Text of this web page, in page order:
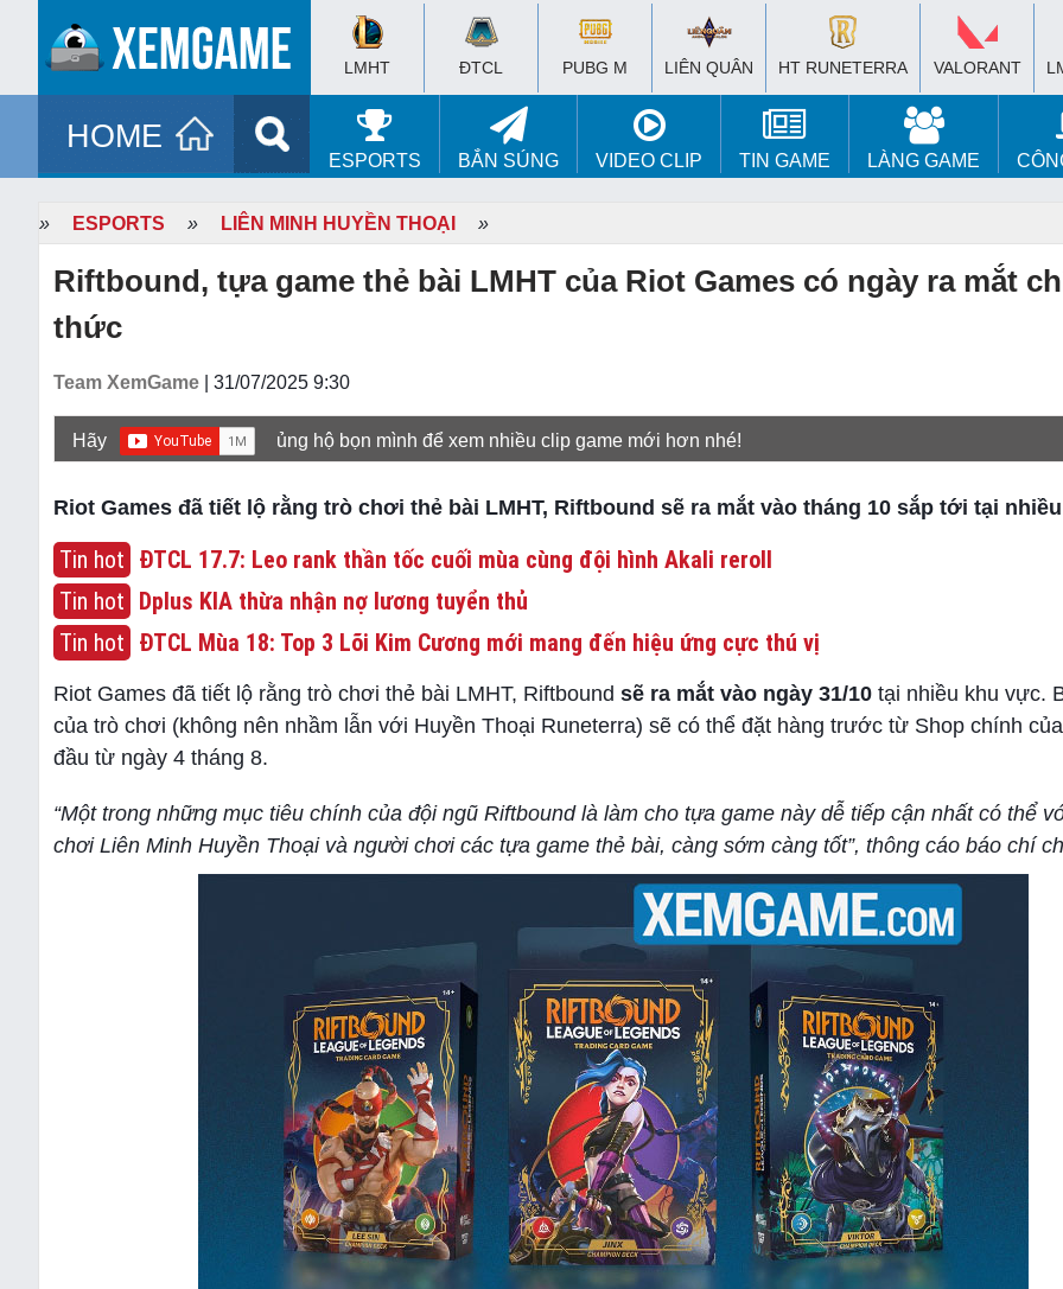
LMHT ĐTCL PUBG M LIÊN QUÂN HT RUNETERRA VALORANT
HOME
ESPORTS BẮN SÚNG VIDEO CLIP TIN GAME LÀNG GAME
» ESPORTS » LIÊN MINH HUYỀN THOẠI »
Riftbound, tựa game thẻ bài LMHT của Riot Games có ngày ra mắt
thức
Team XemGame | 31/07/2025 9:30
Hãy ủng hộ bọn mình để xem nhiều clip game mới hơn nhé!
Riot Games đã tiết lộ rằng trò chơi thẻ bài LMHT, Riftbound sẽ ra mắt vào tháng 10 sắp tới tại
Tin hot ĐTCL 17.7: Leo rank thần tốc cuối mùa cùng đội hình Akali reroll
Tin hot Dplus KIA thừa nhận nợ lương tuyển thủ
Tin hot ĐTCL Mùa 18: Top 3 Lõi Kim Cương mới mang đến hiệu ứng cực thú vị
Riot Games đã tiết lộ rằng trò chơi thẻ bài LMHT, Riftbound sẽ ra mắt vào ngày 31/10 tại nhiều khu vực.
của trò chơi (không nên nhầm lẫn với Huyền Thoại Runeterra) sẽ có thể đặt hàng trước từ Shop chính
đầu từ ngày 4 tháng 8.
“Một trong những mục tiêu chính của đội ngũ Riftbound là làm cho tựa game này dễ tiếp cận nhất có thể
chơi Liên Minh Huyền Thoại và người chơi các tựa game thẻ bài, càng sớm càng tốt”, thông cáo báo chí